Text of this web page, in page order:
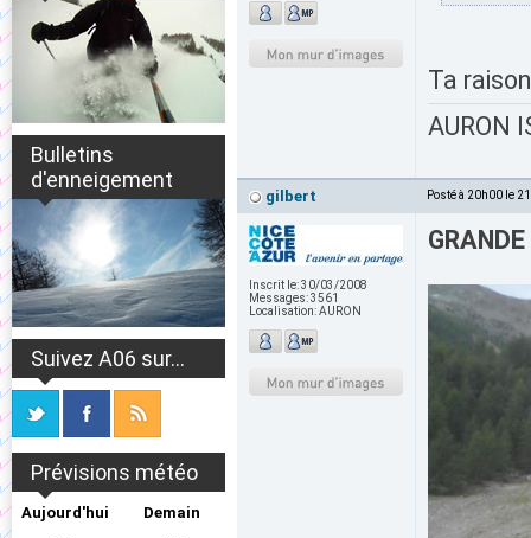
Bulletins
d'enneigement
Suivez A06 sur...
Prévisions météo
Aujourd'hui Demain
Ta
AURON
gilbert Posté à 20h00 le
Inscrit le:30/03/2008
Messages:3561
Localisation:AURON